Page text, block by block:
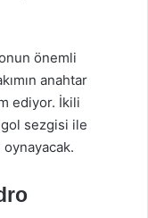
önemli
anahtar
ediyor. İkili
sezgisi ile